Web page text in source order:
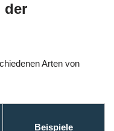
der
Arten von
Beispiele